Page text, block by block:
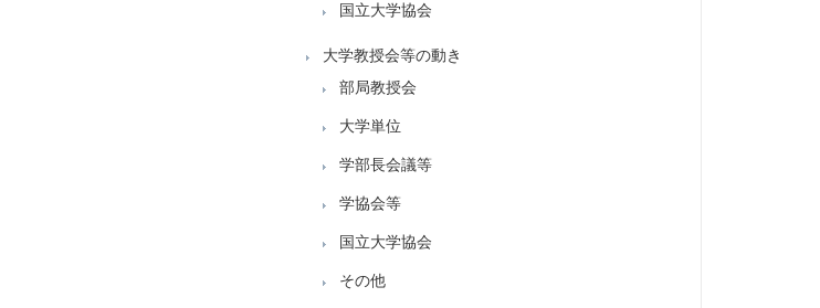
国立大学協会
大学教授会等の動き
部局教授会
大学単位
学部長会議等
学協会等
国立大学協会
その他